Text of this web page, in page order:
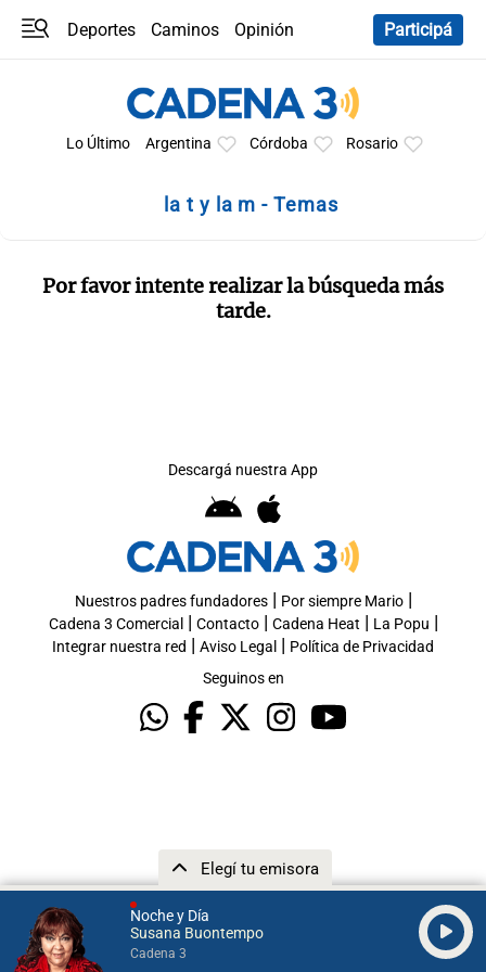
Noche y Día
Susana Buontempo
Cadena 3
Elegí tu emisora
Deportes Caminos
Opinión
Participá
Lo Último Argentina Córdoba Rosario
la t y la m - Temas
Por favor intente realizar la búsqueda más
tarde.
Descargá nuestra App
Nuestros padres fundadores| Por siempre Mario|
Cadena 3 Comercial | Contacto| Cadena Heat | La Popu |
Integrar nuestra red | Aviso Legal | Política de Privacidad
Seguinos en